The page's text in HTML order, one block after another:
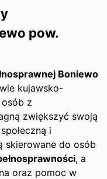
pow.
Boniewo
kujawsko-
z
zwiększyć swoją
i
skierowane do osób⁤
, a
oraz ​pomoc w